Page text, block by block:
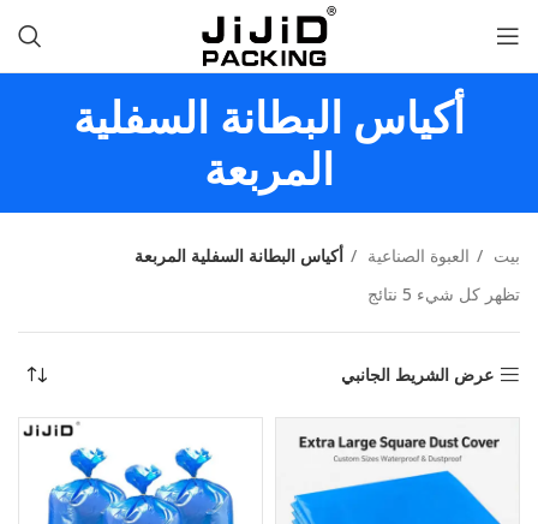
أكياس البطانة السفلية
المربعة
بيت العبوة الصناعية
أكياس البطانة السفلية المربعة
تظهر كل شيء 5 نتائج
عرض الشريط الجانبي